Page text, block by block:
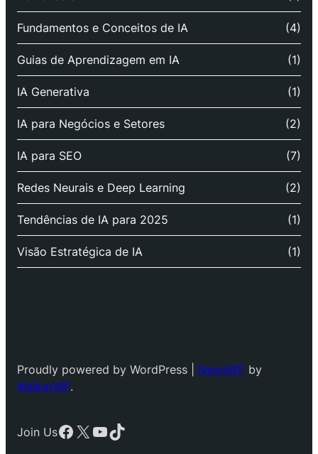
Fundamentos e Conceitos de IA (4)
Guias de Aprendizagem em IA (1)
IA Generativa (1)
IA para Negócios e Setores (2)
IA para SEO (7)
Redes Neurais e Deep Learning (2)
Tendências de IA para 2025 (1)
Visão Estratégica de IA (1)
Proudly powered by WordPress | NewsWP by
WalkerWP.
Join UsFacebook
X YouTube
TikTok